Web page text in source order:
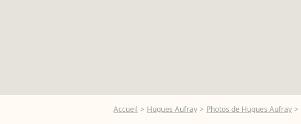
Accueil Hugues Aufray Photos de Hugues Aufray